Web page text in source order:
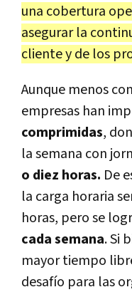
una cobertura
asegurar la
cliente y de los
Aunque menos
empresas han
comprimidas,
la semana con
o diez horas. De
la carga horaria
horas, pero se
cada semana. Si
mayor tiempo
desafío para las